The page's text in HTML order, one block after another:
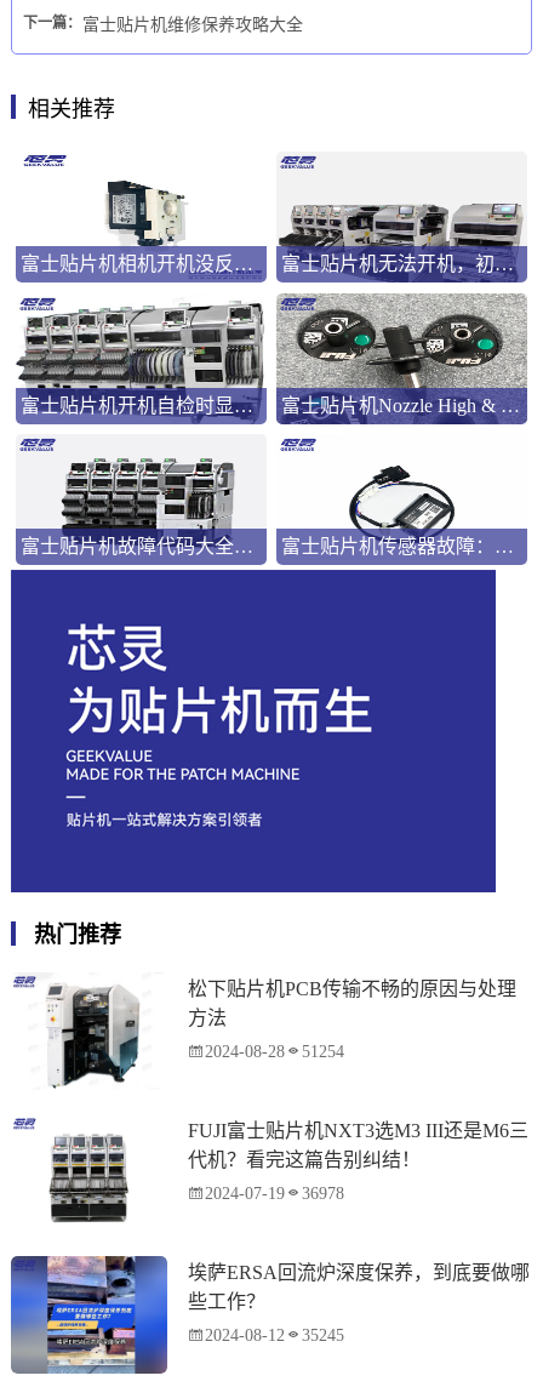
下一篇： 富士贴片机维修保养攻略大全
相关推荐
富士贴片机相机开机没反应怎么办？ 富士贴片机无法开机，初始化时显示1394 Not Inserted怎么处理
富士贴片机开机自检时显示报警EB02怎么处理 富士贴片机Nozzle High & Nozzle Drop报警怎么处理
富士贴片机故障代码大全内有17组最常见的 富士贴片机传感器故障：识别与解决方法详解
热门推荐
松下贴片机PCB传输不畅的原因与处理
方法
2024-08-28 51254
FUJI富士贴片机NXT3选M3 III还是M6三
代机？看完这篇告别纠结！
2024-07-19 36978
埃萨ERSA回流炉深度保养，到底要做哪
些工作？
2024-08-12 35245